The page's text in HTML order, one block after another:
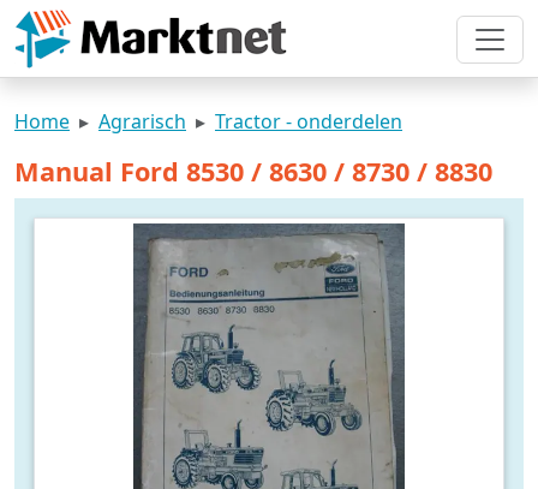
Home Agrarisch Tractor - onderdelen
Manual Ford 8530 / 8630 / 8730 / 8830